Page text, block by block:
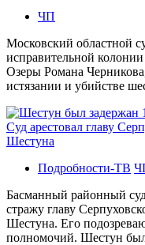
ЧП
Московский областной
исправительной
Озеры Романа
истязании и убийстве
Суд арестовал главу
Шестуна
Подробности-ТВ
Басманный районный
стражу главу
Шестуна. Его
полномочий. Шестун